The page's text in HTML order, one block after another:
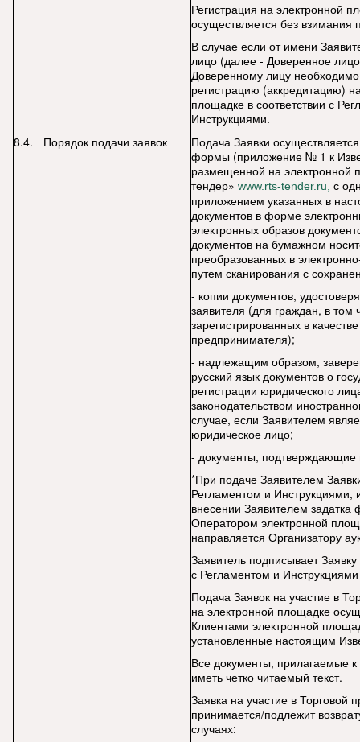
Регистрация на электронной
осуществляется без взимания
В случае если от имени
лицо (далее - Доверенное
Доверенному лицу
регистрацию (аккредитацию)
площадке в соответствии с
Инструкциями.
8.4.
Порядок подачи заявок
Подача Заявки
формы (приложение № 1 к
размещенной на электронной
тендер» www.rts-tender.ru, с
приложением указанных в
документов в форме
электронных образов
документов на бумажном
преобразованных в
путем сканирования с
- копии документов,
заявителя (для граждан, в том
зарегистрированных в
предпринимателя);
- надлежащим образом,
русский язык документов о
регистрации юридического
законодательством
случае, если Заявителем
юридическое лицо;
- документы, подтверждающие
*При подаче Заявителем
Регламентом и
внесении Заявителем задатка
Оператором электронной
направляется Организатору
Заявитель подписывает
с Регламентом и
Подача Заявок на участие в
на электронной площадке
Клиентами электронной
установленные настоящим
Все документы, прилагаемые
иметь четко читаемый текст.
Заявка на участие в Торговой
принимается/подлежит
случаях: